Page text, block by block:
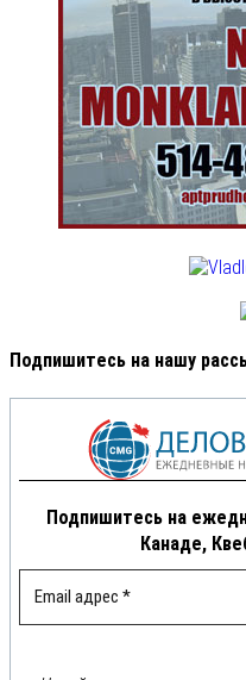
Подпишитесь на нашу
Подпишитесь на
Канаде,